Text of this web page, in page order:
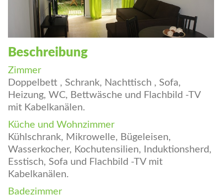
Beschreibung
Zimmer
Doppelbett , Schrank, Nachttisch , Sofa,
Heizung, WC, Bettwäsche und Flachbild -TV
mit Kabelkanälen.
Küche und Wohnzimmer
Kühlschrank, Mikrowelle, Bügeleisen,
Wasserkocher, Kochutensilien, Induktionsherd,
Esstisch, Sofa und Flachbild -TV mit
Kabelkanälen.